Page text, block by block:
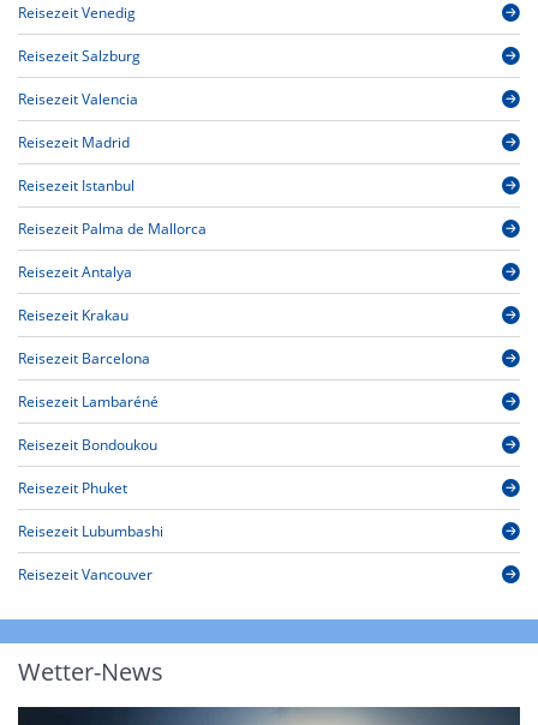
Reisezeit Venedig
Reisezeit Salzburg
Reisezeit Valencia
Reisezeit Madrid
Reisezeit Istanbul
Reisezeit Palma de Mallorca
Reisezeit Antalya
Reisezeit Krakau
Reisezeit Barcelona
Reisezeit Lambaréné
Reisezeit Bondoukou
Reisezeit Phuket
Reisezeit Lubumbashi
Reisezeit Vancouver
Wetter-News